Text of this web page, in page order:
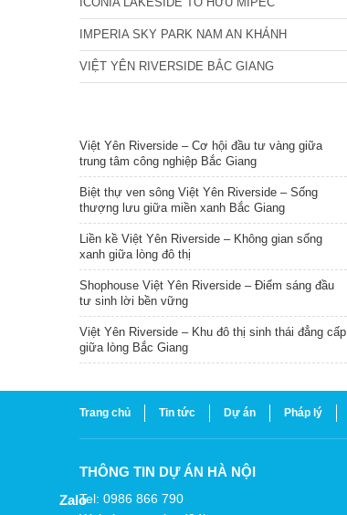
IMPERIA SKY PARK NAM AN KHÁNH
VIỆT YÊN RIVERSIDE BẮC GIANG
Việt Yên Riverside – Cơ hội đầu tư vàng giữa
trung tâm công nghiệp Bắc Giang
Biệt thự ven sông Việt Yên Riverside – Sống
thượng lưu giữa miền xanh Bắc Giang
Liền kề Việt Yên Riverside – Không gian sống
xanh giữa lòng đô thị
Shophouse Việt Yên Riverside – Điểm sáng đầu
tư sinh lời bền vững
Việt Yên Riverside – Khu đô thị sinh thái đẳng cấp
giữa lòng Bắc Giang
Trang chủ Tin tức Dự án Pháp lý
THÔNG TIN DỰ ÁN HÀ NỘI
Tel: 0986 866 790
Zalo